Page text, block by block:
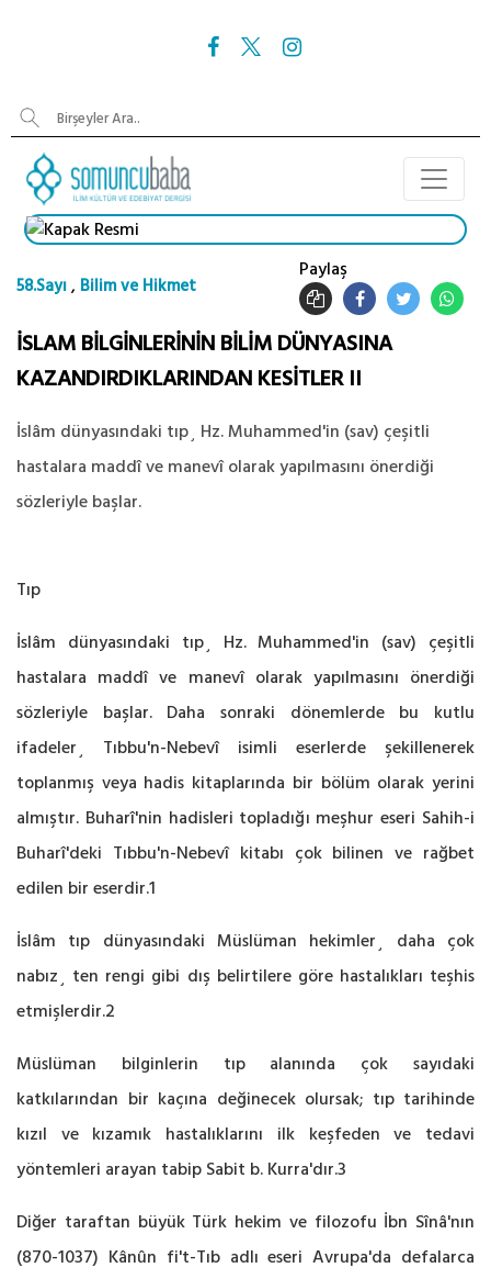
58.Sayı, Bilim ve Hikmet
Paylaş
İSLAM BİLGİNLERİNİN BİLİM DÜNYASINA
KAZANDIRDIKLARINDAN KESİTLER II
İslâm dünyasındaki tıp¸ Hz. Muhammed'in (sav) çeşitli
hastalara maddî ve manevî olarak yapılmasını önerdiği
sözleriyle başlar.
Tıp
İslâm dünyasındaki tıp¸ Hz. Muhammed'in (sav) çeşitli
hastalara maddî ve manevî olarak yapılmasını önerdiği
sözleriyle başlar. Daha sonraki dönemlerde bu kutlu
ifadeler¸ Tıbbu'n-Nebevî isimli eserlerde şekillenerek
toplanmış veya hadis kitaplarında bir bölüm olarak yerini
almıştır. Buharî'nin hadisleri topladığı meşhur eseri Sahih-i
Buharî'deki Tıbbu'n-Nebevî kitabı çok bilinen ve rağbet
edilen bir eserdir.1
İslâm tıp dünyasındaki Müslüman hekimler¸ daha çok
nabız¸ ten rengi gibi dış belirtilere göre hastalıkları teşhis
etmişlerdir.2
Müslüman bilginlerin tıp alanında çok sayıdaki
katkılarından bir kaçına değinecek olursak; tıp tarihinde
kızıl ve kızamık hastalıklarını ilk keşfeden ve tedavi
yöntemleri arayan tabip Sabit b. Kurra'dır.3
Diğer taraftan büyük Türk hekim ve filozofu İbn Sînâ'nın
(870-1037) Kânûn fi't-Tıb adlı eseri Avrupa'da defalarca